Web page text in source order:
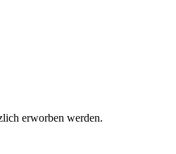
erworben werden.